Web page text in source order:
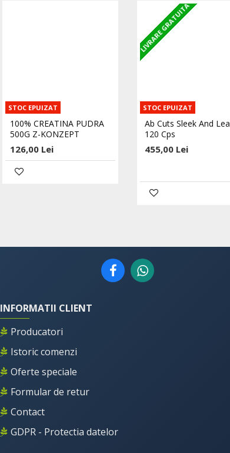
STOC EPUIZAT
100% CREATINA PUDRA
500G Z-KONZEPT
126,00 Lei
STOC EPUIZAT
100% L-GLUTAMINA
PUDRA - 400G Z-
173,00 Lei
LIVRARE GRATUITA
STOC EPUIZAT
Ab Cuts Sleek And
120 Cps
455,00 Lei
INFORMATII CLIENT
Producatori
Istoric comenzi
Oferte speciale
Formular de retur
Contact
GDPR - Protectia datelor